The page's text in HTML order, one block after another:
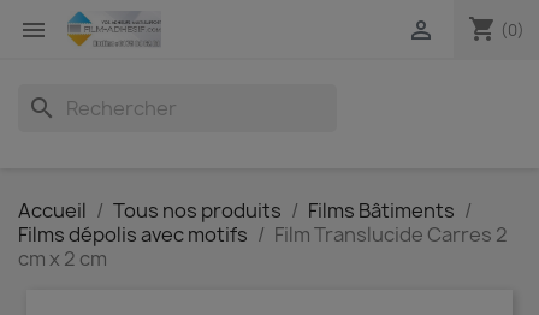
 shopping_cart (0)

search
Accueil Tous nos produits
Films Bâtiments
Films dépolis avec motifs
Film Translucide Carres 2
cm x 2 cm